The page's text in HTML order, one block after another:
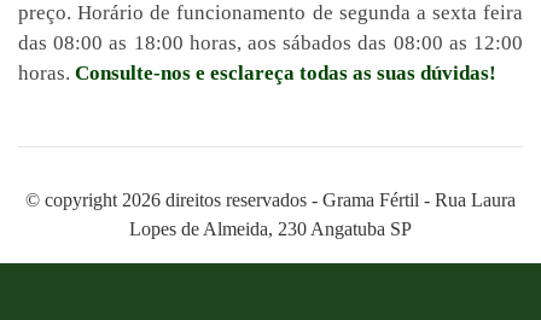
preço. Horário de funcionamento de segunda a sexta feira
das 08:00 as 18:00 horas, aos sábados das 08:00 as 12:00
horas. Consulte-nos e esclareça todas as suas dúvidas!
© copyright 2026 direitos reservados - Grama Fértil - Rua Laura
Lopes de Almeida, 230 Angatuba SP